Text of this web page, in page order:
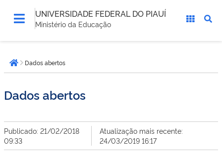
UNIVERSIDADE FEDERAL DO PIAUÍ
Ministério da Educação
está
aqui:Página inicial
Dados abertos
Dados abertos
Publicado: 21/02/2018
09:33
Atualização mais recente:
24/03/2019 16:17